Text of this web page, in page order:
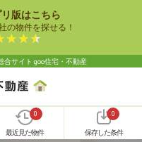
版はこちら
の物件を探せる！
合サイト goo住宅・不動産
0
最近見た物件
0
保存した条件